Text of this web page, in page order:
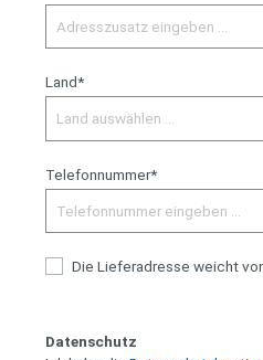
Land*
Telefonnummer*
Die Lieferadresse weicht
Datenschutz